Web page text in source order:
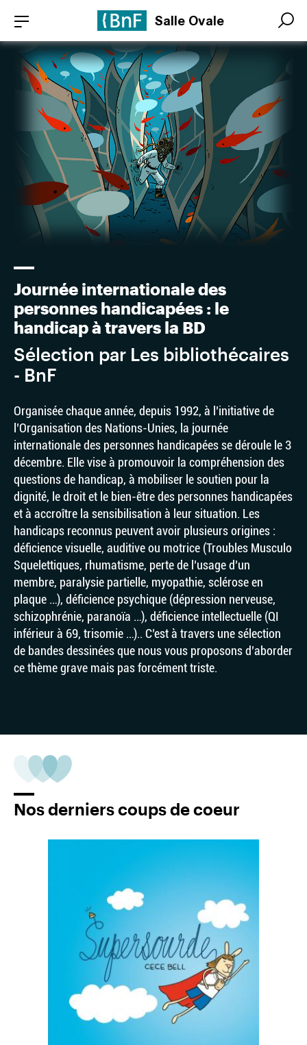
contenu
principal
Salle Ovale Search
Search
Journée internationale des
personnes handicapées : le
handicap à travers la BD
Sélection par Les bibliothécaires
- BnF
Organisée chaque année, depuis 1992, à l’initiative de
l’Organisation des Nations-Unies, la journée
internationale des personnes handicapées se déroule le 3
décembre. Elle vise à promouvoir la compréhension des
questions de handicap, à mobiliser le soutien pour la
dignité, le droit et le bien-être des personnes handicapées
et à accroître la sensibilisation à leur situation. Les
handicaps reconnus peuvent avoir plusieurs origines :
déficience visuelle, auditive ou motrice (Troubles Musculo
Squelettiques, rhumatisme, perte de l’usage d’un
membre, paralysie partielle, myopathie, sclérose en
plaque …), déficience psychique (dépression nerveuse,
schizophrénie, paranoïa …), déficience intellectuelle (QI
inférieur à 69, trisomie …).. C’est à travers une sélection
de bandes dessinées que nous vous proposons d’aborder
ce thème grave mais pas forcément triste.
Nos derniers coups de coeur
Panneau de gestion des cookies